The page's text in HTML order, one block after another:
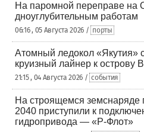
На паромной переправе на
дноуглубительным работам
06:16 , 05 Августа 2026 / порты
Атомный ледокол «Якутия»
круизный лайнер к острову
21:15 , 04 Августа 2026 / события
На строящемся земснаряде
2040 приступили к
гидропривода — «Р-Флот»